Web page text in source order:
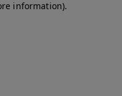
information).